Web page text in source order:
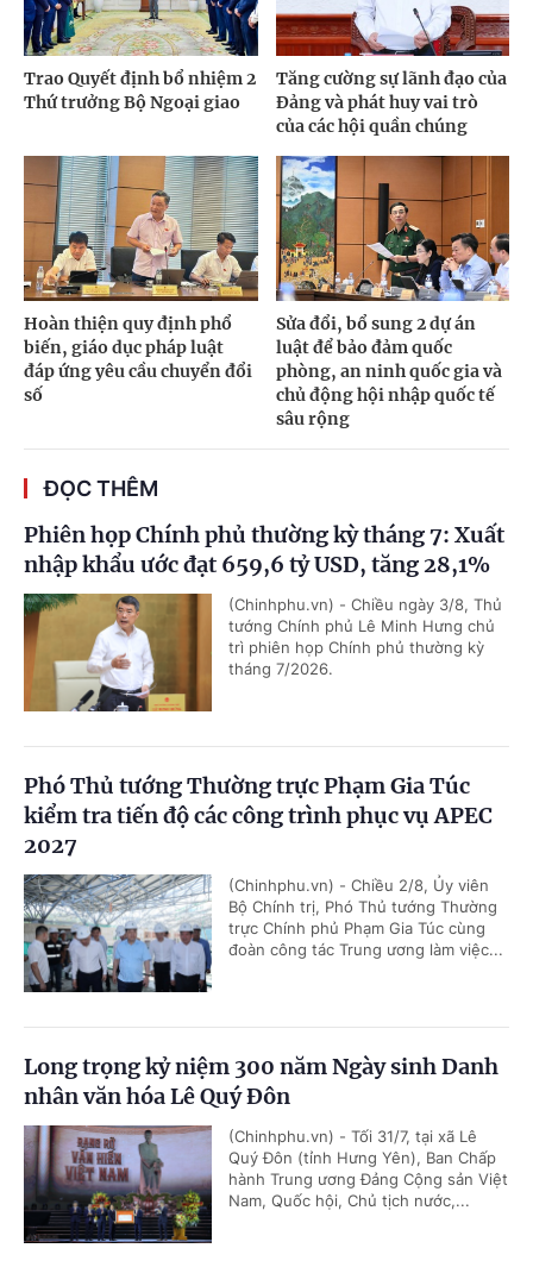
Trao Quyết định bổ nhiệm 2
Thứ trưởng Bộ Ngoại giao
Tăng cường sự lãnh đạo của
Đảng và phát huy vai trò
của các hội quần chúng
Hoàn thiện quy định phổ
biến, giáo dục pháp luật
đáp ứng yêu cầu chuyển đổi
số
Sửa đổi, bổ sung 2 dự án
luật để bảo đảm quốc
phòng, an ninh quốc gia và
chủ động hội nhập quốc tế
sâu rộng
ĐỌC THÊM
Phiên họp Chính phủ thường kỳ tháng 7: Xuất
nhập khẩu ước đạt 659,6 tỷ USD, tăng 28,1%
(Chinhphu.vn) - Chiều ngày 3/8, Thủ
tướng Chính phủ Lê Minh Hưng chủ
trì phiên họp Chính phủ thường kỳ
tháng 7/2026.
Phó Thủ tướng Thường trực Phạm Gia Túc
kiểm tra tiến độ các công trình phục vụ APEC
2027
(Chinhphu.vn) - Chiều 2/8, Ủy viên
Bộ Chính trị, Phó Thủ tướng Thường
trực Chính phủ Phạm Gia Túc cùng
đoàn công tác Trung ương làm việc...
Long trọng kỷ niệm 300 năm Ngày sinh Danh
nhân văn hóa Lê Quý Đôn
(Chinhphu.vn) - Tối 31/7, tại xã Lê
Quý Đôn (tỉnh Hưng Yên), Ban Chấp
hành Trung ương Đảng Cộng sản Việt
Nam, Quốc hội, Chủ tịch nước,...